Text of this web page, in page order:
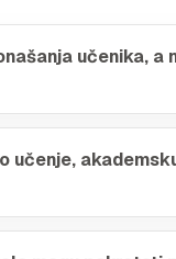
učenika, a
učenje,